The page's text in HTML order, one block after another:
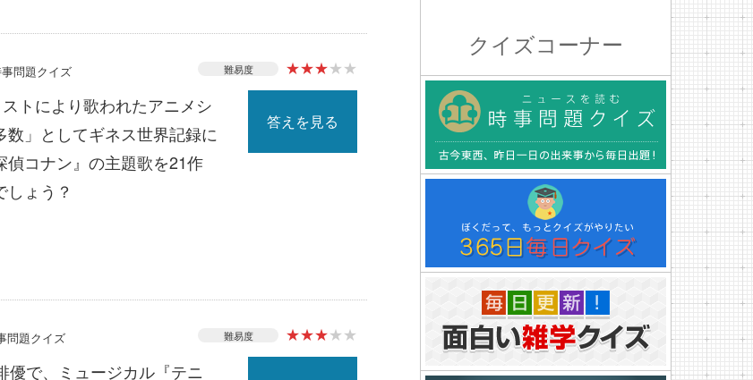
問題クイズ 難易度 ★★★★★
トにより歌われたアニメシ
数」としてギネス世界記録に
コナン』の主題歌を21作
ょう？
答えを見る
問題クイズ 難易度 ★★★★★
優で、ミュージカル『テニ
クイズコーナー